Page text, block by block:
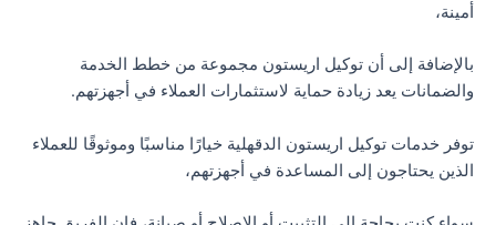
أمينة،
بالإضافة إلى أن توكيل اريستون مجموعة من خطط الخدمة
والضمانات يعد زيادة حماية لاستثمارات العملاء في أجهزتهم.
توفر خدمات توكيل اريستون الدقهلية خيارًا مناسبًا وموثوقًا للعملاء
الذين يحتاجون إلى المساعدة في أجهزتهم،